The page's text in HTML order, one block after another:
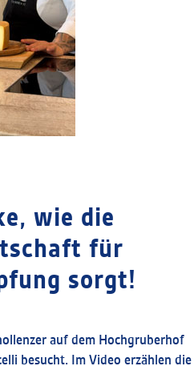
wie die
für
sorgt!
auf dem Hochgruberhof
besucht. Im Video erzählen die